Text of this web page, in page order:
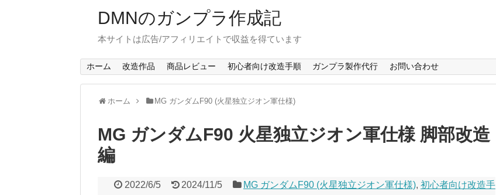
DMNのガンプラ作成記
本サイトは広告/アフィリエイトで収益を得ています
ホーム 改造作品 商品レビュー 初心者向け改造手順 ガンプラ製作代行 お問い合わせ
ホーム MG ガンダムF90 (火星独立ジオン軍仕様)
MG ガンダムF90 火星独立ジオン軍仕様 脚部改造
編
2022/6/5 2024/11/5 MG ガンダムF90 (火星独立ジオン軍仕様), 初心者向け改造手